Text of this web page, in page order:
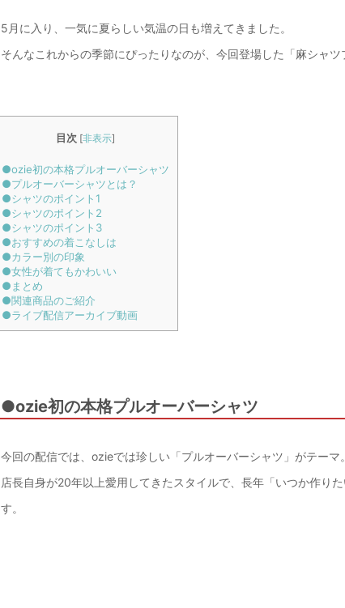
5月に入り、一気に夏らしい気温の日も増えてきました。
そんなこれからの季節にぴったりなのが、今回登場した「麻シャツ
目次 [非表示]
●ozie初の本格プルオーバーシャツ
●プルオーバーシャツとは？
●シャツのポイント1
●シャツのポイント2
●シャツのポイント3
●おすすめの着こなしは
●カラー別の印象
●女性が着てもかわいい
●まとめ
●関連商品のご紹介
●ライブ配信アーカイブ動画
●ozie初の本格プルオーバーシャツ
今回の配信では、ozieでは珍しい「プルオーバーシャツ」がテーマ。
店長自身が20年以上愛用してきたスタイルで、長年「いつか作り
す。
価格 6,600円 (税込)
ー・第一ボタンあり
価格7,150円 (税込)